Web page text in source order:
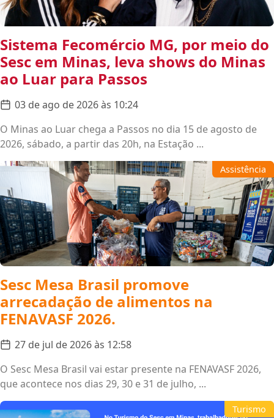
Sistema Fecomércio MG, por meio do
Sesc em Minas, leva shows do Minas
ao Luar para Passos
03 de ago de 2026 às 10:24
O Minas ao Luar chega a Passos no dia 15 de agosto de
2026, sábado, a partir das 20h, na Estação ...
Assistência
Sesc Mesa Brasil promove
arrecadação de alimentos na
FENAVASF 2026.
27 de jul de 2026 às 12:58
O Sesc Mesa Brasil vai estar presente na FENAVASF 2026,
que acontece nos dias 29, 30 e 31 de julho, ...
Turismo